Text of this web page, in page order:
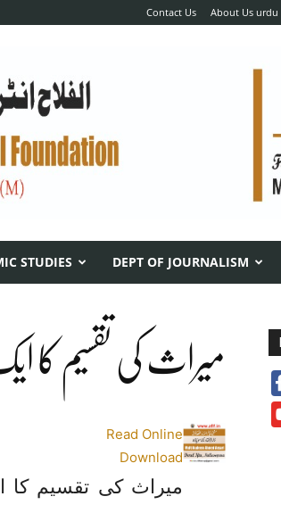
Contact Us About Us urdu
STUDIES DEPT OF JOURNALISM
میراث کی تقسیم کا
Read Online
Download
میراث کی تقسیم کا